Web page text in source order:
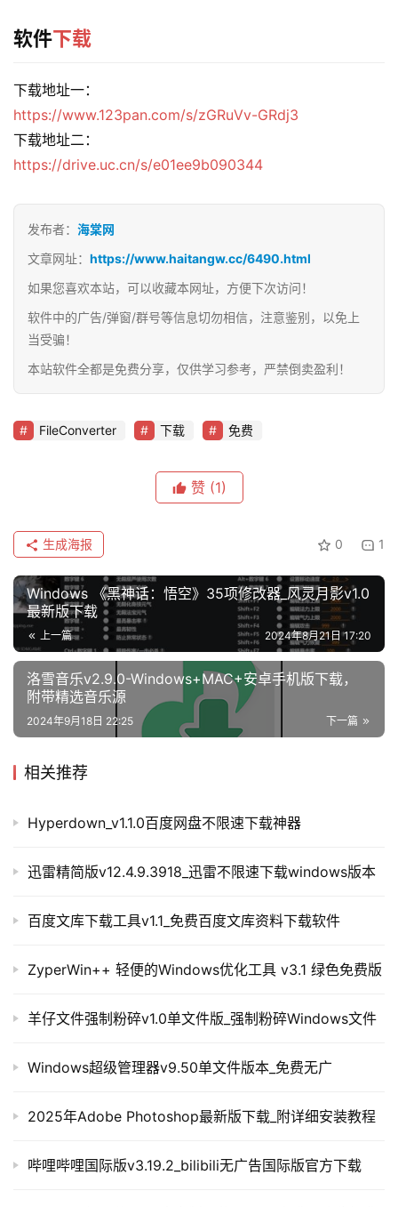
软件下载
下载地址一：
https://www.123pan.com/s/zGRuVv-GRdj3
下载地址二：
https://drive.uc.cn/s/e01ee9b090344
发布者： 海棠网
文章网址： https://www.haitangw.cc/6490.html
如果您喜欢本站，可以收藏本网址，方便下次访问！
软件中的广告/弹窗/群号等信息切勿相信，注意鉴别，以免上
当受骗！
本站软件全都是免费分享，仅供学习参考，严禁倒卖盈利！
FileConverter 下载 免费
赞 (1)
0 1
生成海报
Windows 《黑神话：悟空》35项修改器_风灵月影v1.0
最新版下载
上一篇 2024年8月21日 17:20
洛雪音乐v2.9.0-Windows+MAC+安卓手机版下载，
附带精选音乐源
下一篇
2024年9月18日 22:25
相关推荐
Hyperdown_v1.1.0百度网盘不限速下载神器
迅雷精简版v12.4.9.3918_迅雷不限速下载windows版本
百度文库下载工具v1.1_免费百度文库资料下载软件
ZyperWin++ 轻便的Windows优化工具 v3.1 绿色免费版
羊仔文件强制粉碎v1.0单文件版_强制粉碎Windows文件
Windows超级管理器v9.50单文件版本_免费无广
2025年Adobe Photoshop最新版下载_附详细安装教程
哔哩哔哩国际版v3.19.2_bilibili无广告国际版官方下载